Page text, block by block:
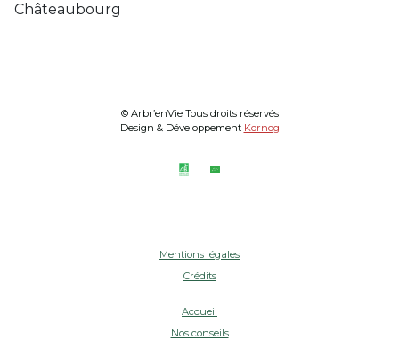
Châteaubourg
© Arbr’enVie Tous droits réservés
Design & Développement Kornog
Mentions légales
Crédits
Accueil
Nos conseils